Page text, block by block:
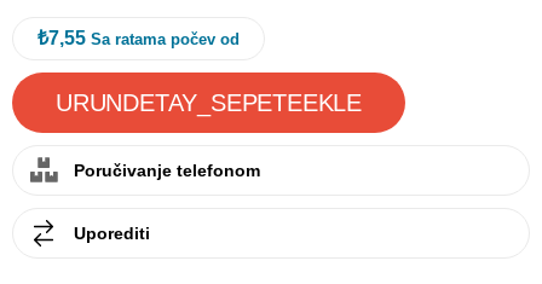
₺7,55 Sa ratama počev od
Poručivanje telefonom
Uporediti